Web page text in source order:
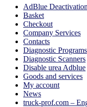
AdBlue
Basket
Checkout
Company Services
Contacts
Diagnostic Programs
Diagnostic Scanners
Disable urea Adblue
Goods and services
My account
News
truck-prof.com –